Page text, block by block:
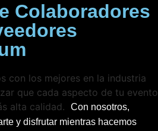
Colaboradores
con los mejores en la industria
que cada aspecto de tu evento
alta calidad. Con nosotros,
y disfrutar mientras hacemos